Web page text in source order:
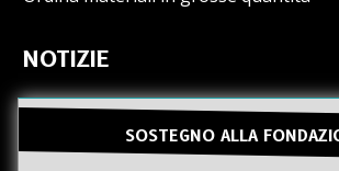
NOTIZIE
SOSTEGNO ALLA